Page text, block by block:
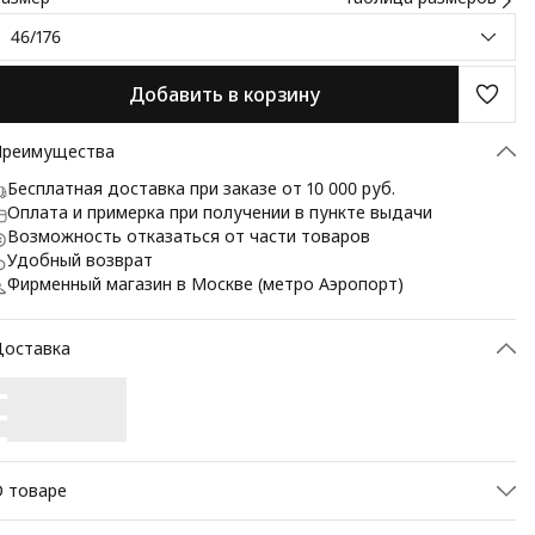
46/176
Добавить в корзину
Бесплатная доставка при заказе от 10 000 руб.
Оплата и примерка при получении в пункте выдачи
Возможность отказаться от части товаров
Удобный возврат
Фирменный магазин в Москве (метро Аэропорт)
товаре